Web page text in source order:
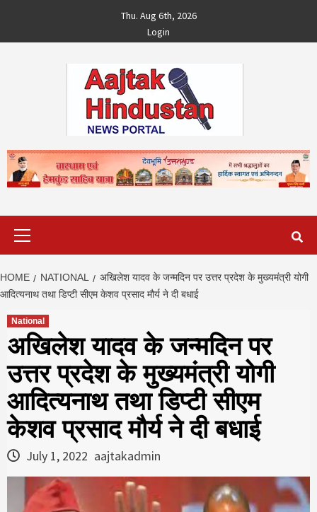
content
Thu. Aug 6th, 2026
Login
HOME NATIONAL
अखिलेश यादव के जन्मदिन पर उत्तर प्रदेश के मुख्यमंत्री योगी
आदित्यनाथ तथा डिप्टी सीएम केशव प्रसाद मौर्य ने दी बधाई
National
अखिलेश यादव के जन्मदिन पर
उत्तर प्रदेश के मुख्यमंत्री योगी
आदित्यनाथ तथा डिप्टी सीएम
केशव प्रसाद मौर्य ने दी बधाई
July 1, 2022 aajtakadmin